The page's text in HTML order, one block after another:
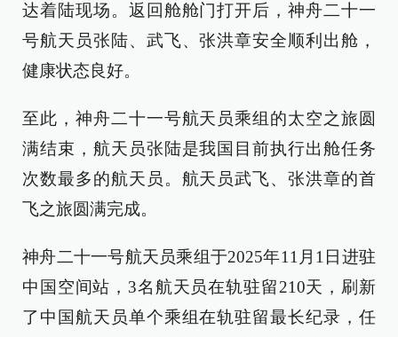
达着陆现场。返回舱舱门打开后，神舟二十一
号航天员张陆、武飞、张洪章安全顺利出舱，
健康状态良好。
至此，神舟二十一号航天员乘组的太空之旅圆
满结束，航天员张陆是我国目前执行出舱任务
次数最多的航天员。航天员武飞、张洪章的首
飞之旅圆满完成。
神舟二十一号航天员乘组于2025年11月1日进驻
中国空间站，3名航天员在轨驻留210天，刷新
了中国航天员单个乘组在轨驻留最长纪录，任